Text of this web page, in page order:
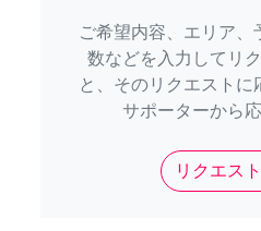
ご希望内容、エリア、
数などを入力してリ
と、そのリクエストに
サポーターから
リクエス